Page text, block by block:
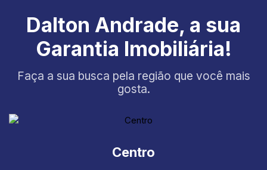
Dalton Andrade, a sua
Garantia Imobiliária!
Faça a sua busca pela região que você mais
gosta.
Centro